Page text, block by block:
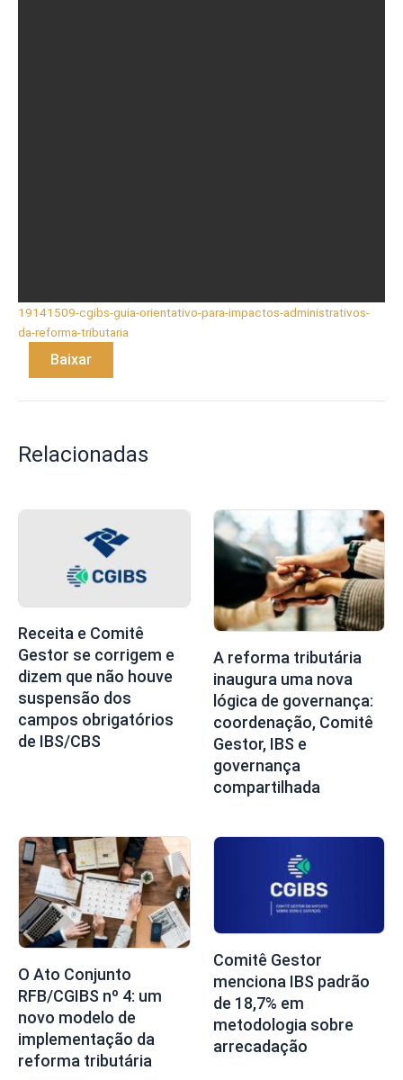
19141509-cgibs-guia-orientativo-para-impactos-administrativos-
da-reforma-tributaria
Baixar
Relacionadas
Receita e Comitê
Gestor se corrigem e
dizem que não houve
suspensão dos
campos obrigatórios
de IBS/CBS
A reforma tributária
inaugura uma nova
lógica de governança:
coordenação, Comitê
Gestor, IBS e
governança
compartilhada
O Ato Conjunto
RFB/CGIBS nº 4: um
novo modelo de
implementação da
reforma tributária
Comitê Gestor
menciona IBS padrão
de 18,7% em
metodologia sobre
arrecadação